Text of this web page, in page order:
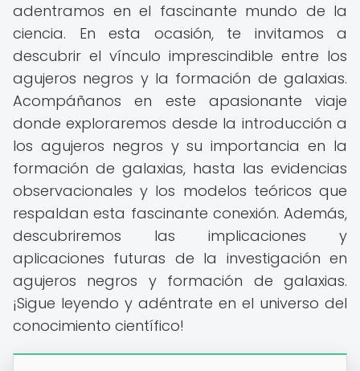
adentramos en el fascinante mundo de la
ciencia. En esta ocasión, te invitamos a
descubrir el vínculo imprescindible entre los
agujeros negros y la formación de galaxias.
Acompáñanos en este apasionante viaje
donde exploraremos desde la introducción a
los agujeros negros y su importancia en la
formación de galaxias, hasta las evidencias
observacionales y los modelos teóricos que
respaldan esta fascinante conexión. Además,
descubriremos las implicaciones y
aplicaciones futuras de la investigación en
agujeros negros y formación de galaxias.
¡Sigue leyendo y adéntrate en el universo del
conocimiento científico!